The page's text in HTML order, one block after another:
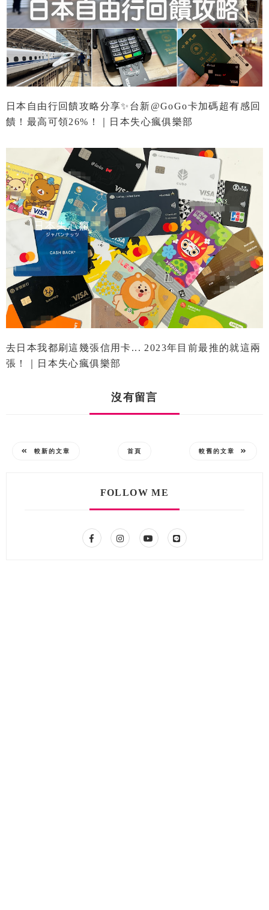
日本自由行回饋攻略分享✨台新@GoGo卡加碼超有感回
饋！最高可領26%！｜日本失心瘋俱樂部
去日本我都刷這幾張信用卡... 2023年目前最推的就這兩
張！｜日本失心瘋俱樂部
沒有留言
較新的文章 首頁 較舊的文章
FOLLOW ME